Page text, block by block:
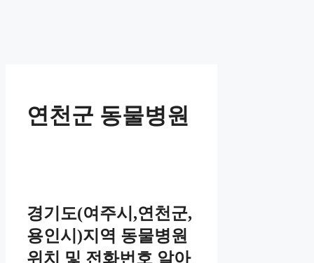
연천군 동물병원
경기도(여주시,연천군,
용인시)지역 동물병원
위치 및 전화번호 알아